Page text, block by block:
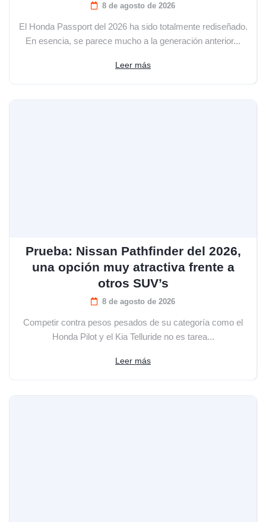
8 de agosto de 2026
El Honda Passport del 2026 ha sido totalmente rediseñado.
En esencia, se parece mucho a la generación anterior...
Leer más
Prueba: Nissan Pathfinder del 2026,
una opción muy atractiva frente a
otros SUV’s
8 de agosto de 2026
Competir contra pesos pesados de su categoría como el
Honda Pilot y el Kia Telluride no es tarea...
Leer más